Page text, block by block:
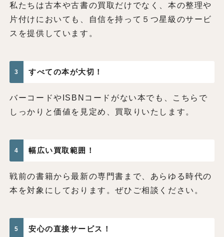
私たちは古本や古書の買取だけでなく、本の整理や
片付けにおいても、自信を持って５つ星級のサービ
スを提供しています。
3 すべての本が大切！
バーコードやISBNコードがない本でも、こちらで
しっかりと価値を見定め、買取りいたします。
4 幅広い買取範囲！
戦前の書籍から最新の専門書まで、あらゆる時代の
本を対象にしております。ぜひご相談ください。
5 安心の直接サービス！